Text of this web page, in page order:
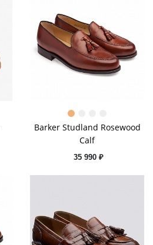
Barker Studland Rosewood
Calf
35 990 ₽